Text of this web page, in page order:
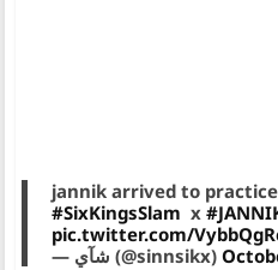
jannik arrived to
#SixKingsSlam x
pic.twitter.com/
— شآي (@sinnsikx)